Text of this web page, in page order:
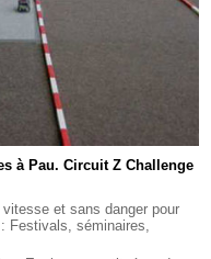
à Pau. Circuit Z Challenge
et sans danger pour
Festivals, séminaires,